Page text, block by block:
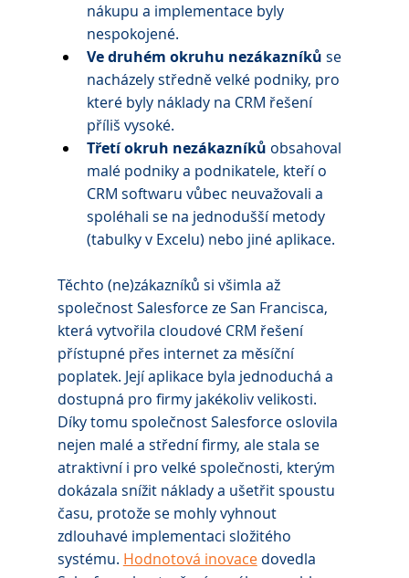
nákupu a implementace byly
nespokojené.
Ve druhém okruhu nezákazníků se
nacházely středně velké podniky, pro
které byly náklady na CRM řešení
příliš vysoké.
Třetí okruh nezákazníků obsahoval
malé podniky a podnikatele, kteří o
CRM softwaru vůbec neuvažovali a
spoléhali se na jednodušší metody
(tabulky v Excelu) nebo jiné aplikace.
Těchto (ne)zákazníků si všimla až
společnost Salesforce ze San Francisca,
která vytvořila cloudové CRM řešení
přístupné přes internet za měsíční
poplatek. Její aplikace byla jednoduchá a
dostupná pro firmy jakékoliv velikosti.
Díky tomu společnost Salesforce oslovila
nejen malé a střední firmy, ale stala se
atraktivní i pro velké společnosti, kterým
dokázala snížit náklady a ušetřit spoustu
času, protože se mohly vyhnout
zdlouhavé implementaci složitého
systému. Hodnotová inovace dovedla